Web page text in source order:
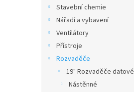
Stavební chemie
Nářadí a vybavení
Ventilátory
Přístroje
Rozvaděče
19" Rozvaděče datové
Nástěnné